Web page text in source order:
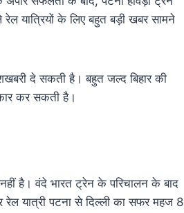
रेल यात्रियों के लिए बहुत बड़ी खबर सामने
दे सकती है। बहुत जल्द बिहार की
कर सकती है।
है। वंदे भारत ट्रेन के परिचालन के बाद
रेल यात्री पटना से दिल्ली का सफर महज 8